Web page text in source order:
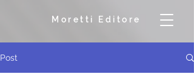
Moretti Editore
Post